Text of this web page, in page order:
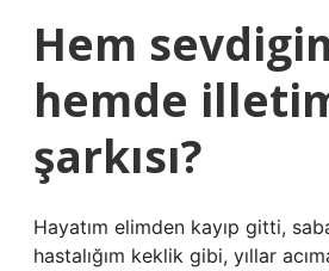
Hem
hemde
şarkısı?
Hayatım elimden kayıp gitti,
hastalığım keklik gibi, yıllar